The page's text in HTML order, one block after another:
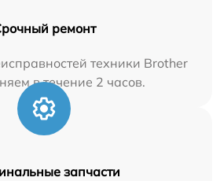
ремонт
техники Brother
в течение 2 часов.
запчасти